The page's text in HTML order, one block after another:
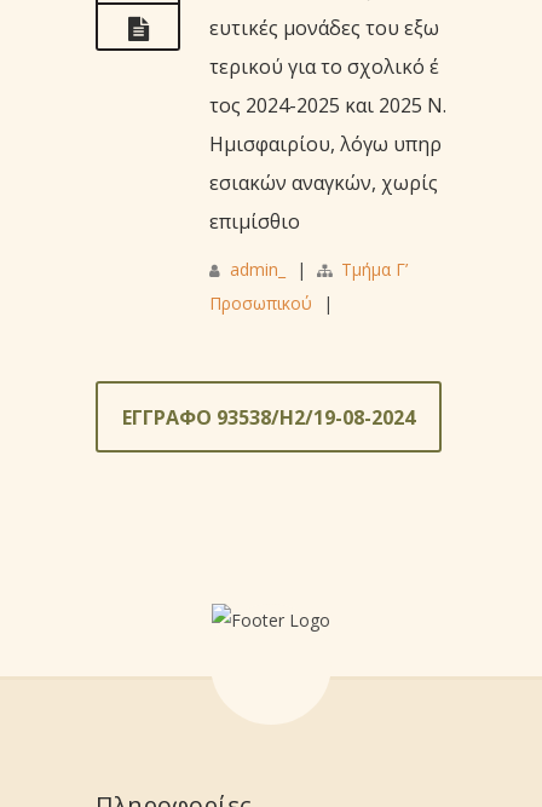
ευτικές μονάδες του εξω
τερικού για το σχολικό έ
τος 2024-2025 και 2025 Ν.
Ημισφαιρίου, λόγω υπηρ
εσιακών αναγκών, χωρίς
επιμίσθιο
admin_ |
Τμήμα Γ’
Προσωπικού
|
ΕΓΓΡΑΦΟ 93538/Η2/19-08-2024